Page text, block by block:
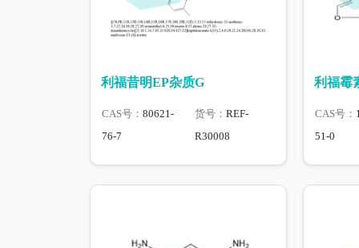
利福昔明EP杂质G
CAS号： 80621-
76-7
货号： REF-
R30008
利福霉
CAS号：
51-0